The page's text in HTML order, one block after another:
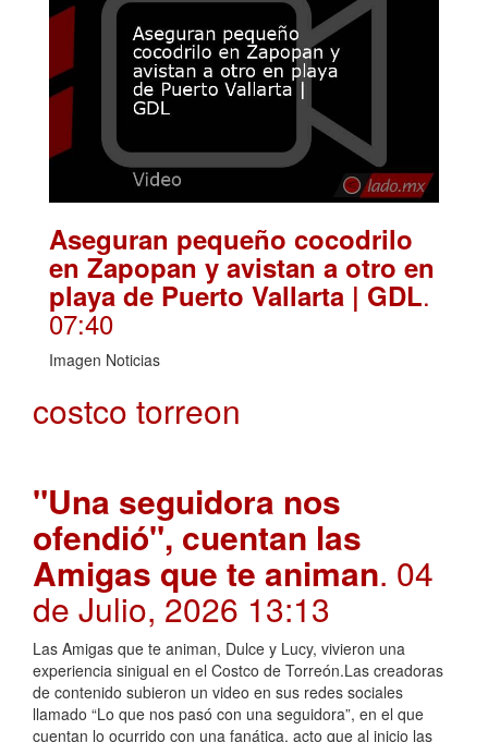
Aseguran pequeño cocodrilo
en Zapopan y avistan a otro en
playa de Puerto Vallarta | GDL.
07:40
Imagen Noticias
costco torreon
"Una seguidora nos
ofendió", cuentan las
Amigas que te animan. 04
de Julio, 2026 13:13
Las Amigas que te animan, Dulce y Lucy, vivieron una
experiencia sinigual en el Costco de Torreón.Las creadoras
de contenido subieron un video en sus redes sociales
llamado “Lo que nos pasó con una seguidora”, en el que
cuentan lo ocurrido con una fanática, acto que al inicio las